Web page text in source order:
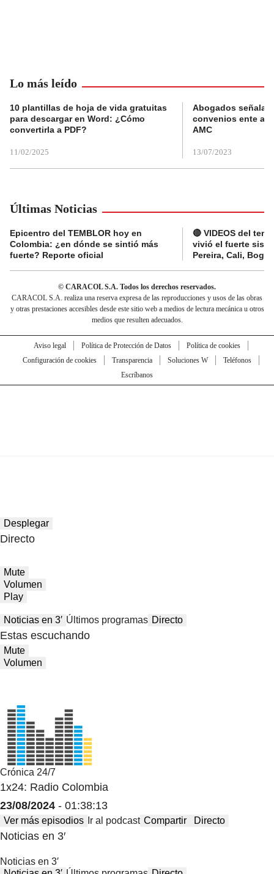
Lo más leído
10 plantillas de hoja de vida gratuitas
para descargar en Word: ¿Cómo
convertirla a PDF?
11/02/2025
Abogados
convenios ente
AMC
13/07/2023
Últimas Noticias
Epicentro del TEMBLOR hoy en
Colombia: ¿en dónde se sintió más
fuerte? Reporte oficial
🔴 VIDEOS del
vivió el fuerte
Pereira, Cali,
© CARACOL S.A. Todos los derechos reservados.
CARACOL S.A. realiza una reserva expresa de las reproducciones y usos de las obras
y otras prestaciones accesibles desde este sitio web a medios de lectura mecánica u otros
medios que resulten adecuados.
Aviso legal Política de Protección de Datos
Política de cookies
Configuración de cookies
Transparencia Soluciones W
Teléfonos
Escríbanos
Desplegar
Directo
Mute
Volumen
Play
Noticias en 3′ Últimos programas Directo
Estas escuchando
Mute
Volumen
Crónica 24/7
1x24: Radio Colombia
23/08/2024 - 01:38:13
Ver más episodios Ir al podcast Compartir Directo
Noticias en 3′
Noticias en 3′